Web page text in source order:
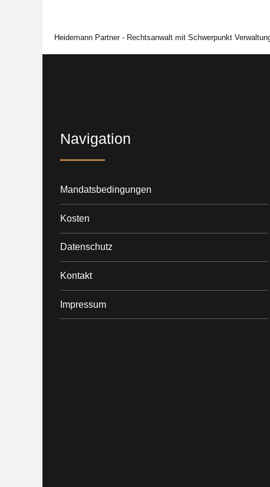
Heidemann Partner - Rechtsanwalt mit Schwerpunkt
Navigation
Mandatsbedingungen
Kosten
Datenschutz
Kontakt
Impressum